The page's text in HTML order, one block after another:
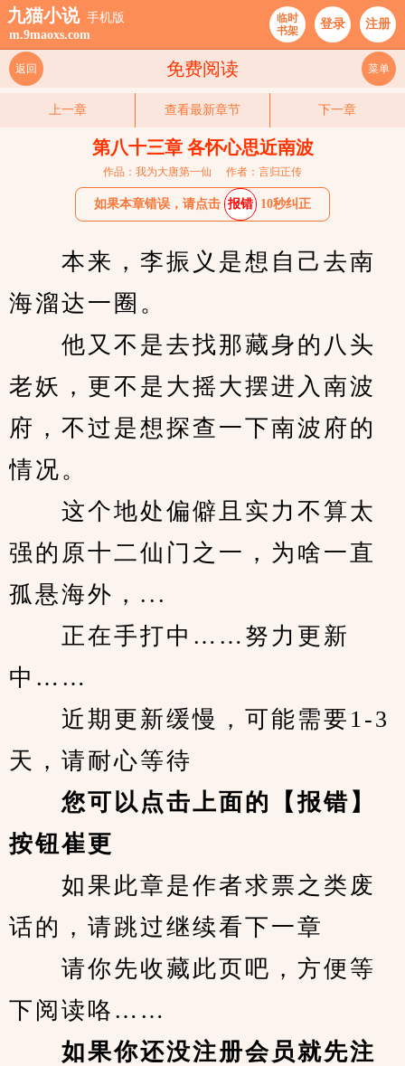
九猫小说 手机版
m.9maoxs.com
临时
书架
登录 注册
免费阅读
返回 菜单
上一章 查看最新章节 下一章
第八十三章 各怀心思近南波
作品：我为大唐第一仙 作者：言归正传
如果本章错误，请点击 报错 10秒纠正
本来，李振义是想自己去南
海溜达一圈。
他又不是去找那藏身的八头
老妖，更不是大摇大摆进入南波
府，不过是想探查一下南波府的
情况。
这个地处偏僻且实力不算太
强的原十二仙门之一，为啥一直
孤悬海外，...
正在手打中……努力更新
中……
近期更新缓慢，可能需要1-3
天，请耐心等待
您可以点击上面的【报错】
按钮崔更
如果此章是作者求票之类废
话的，请跳过继续看下一章
请你先收藏此页吧，方便等
下阅读咯……
如果你还没注册会员就先注